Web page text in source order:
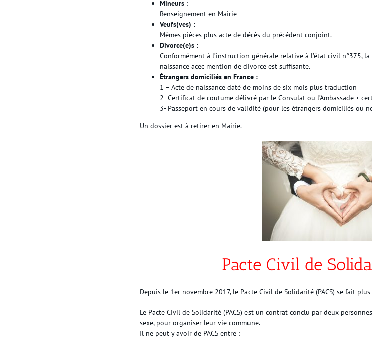
Mineurs :
Renseignement en Mairie
Veufs(ves) :
Mêmes pièces plus acte de décès du précédent conjoint.
Divorce(e)s :
Conformément à l’instruction générale relative à l’état civil n°375,
naissance acec mention de divorce est suffisante.
Étrangers domiciliés en France :
1 – Acte de naissance daté de moins de six mois plus traduction
2- Certificat de coutume délivré par le Consulat ou l’Ambassade +
3- Passeport en cours de validité (pour les étrangers domiciliés ou
Un dossier est à retirer en Mairie.
Pacte Civil de
Depuis le 1er novembre 2017, le Pacte Civil de Solidarité (PACS) se fait
Le Pacte Civil de Solidarité (PACS) est un contrat conclu par deux
sexe, pour organiser leur vie commune.
Il ne peut y avoir de PACS entre :